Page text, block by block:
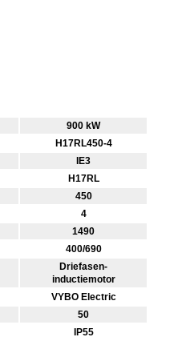
900 kW
H17RL450-4
IE3
H17RL
450
4
1490
400/690
Driefasen-
inductiemotor
VYBO Electric
50
IP55